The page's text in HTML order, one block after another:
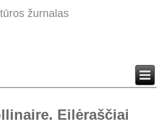
žurnalas
Eilėraščiai